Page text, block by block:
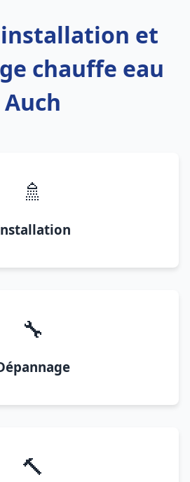
installation et
chauffe eau
Auch
🚿
🔧
🔨